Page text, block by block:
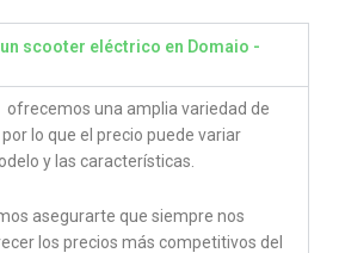
scooter eléctrico en Domaio -
ofrecemos una amplia variedad de
lo que el precio puede variar
y las características.
asegurarte que siempre nos
los precios más competitivos del